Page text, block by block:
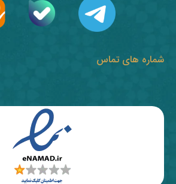
شماره های تماس